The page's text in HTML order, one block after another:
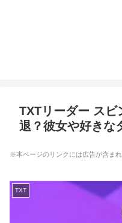
TXTリーダー スビ
退？彼女や好きな
※本ページのリンクには広告が含ま
TXT